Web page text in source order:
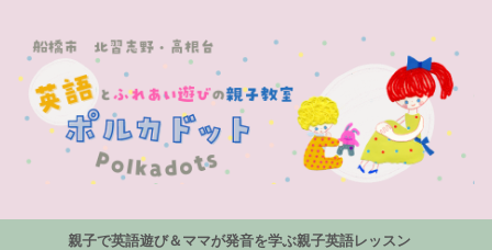
親子で英語遊び＆ママが発音を学ぶ親子英語レッスン